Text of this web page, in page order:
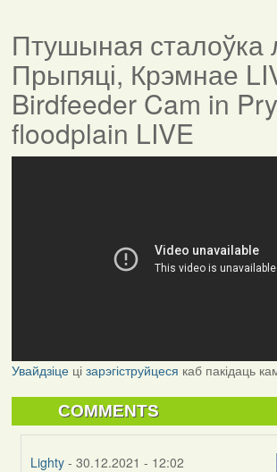
Птушыная сталоўка
Прыпяці, Крэмнае
Birdfeeder Cam in
floodplain LIVE
Увайдзіцеці зарэгіструйцеся каб пакідаць
COMMENTS
Lighty - 30.12.2021 - 12:02